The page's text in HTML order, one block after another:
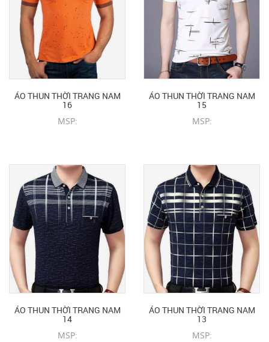
ÁO THUN THỜI TRANG NAM
16
MSP:
ÁO THUN THỜI TRANG NAM
15
MSP:
ÁO THUN THỜI TRANG NAM
14
MSP:
ÁO THUN THỜI TRANG NAM
13
MSP: